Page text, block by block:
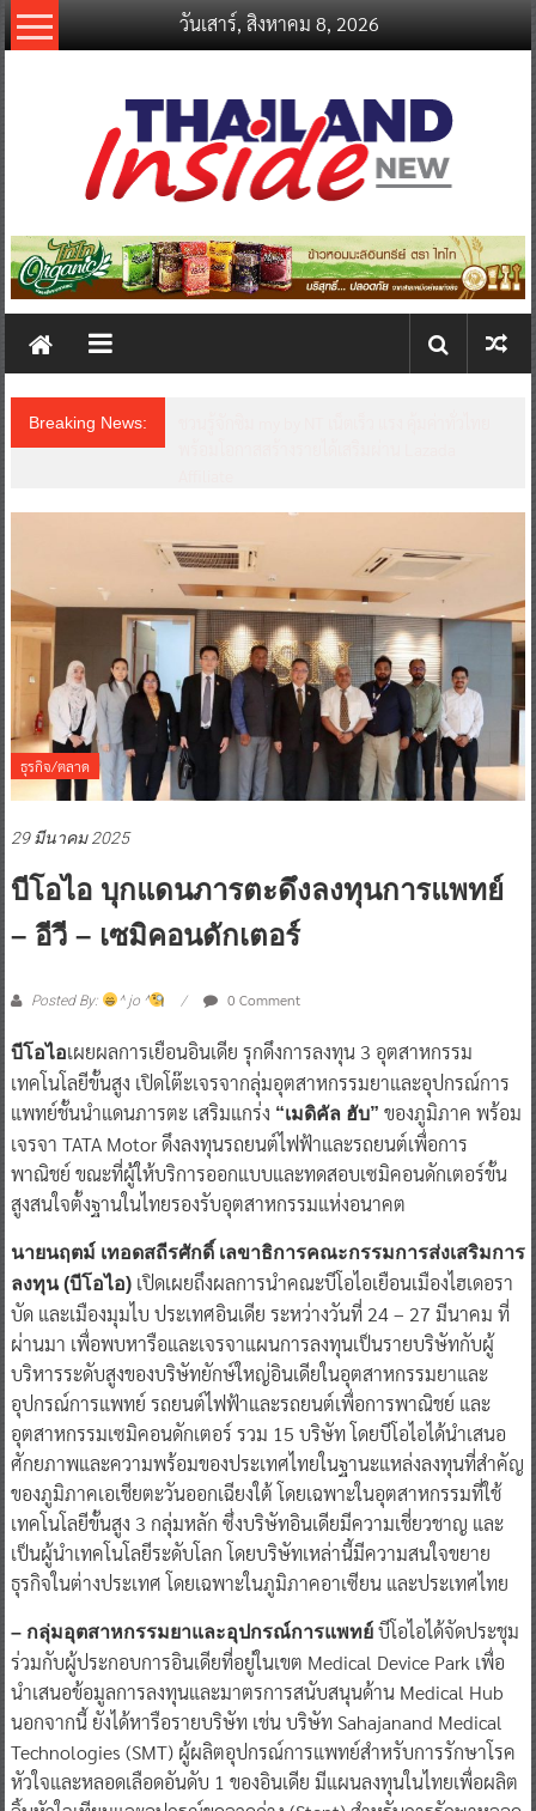
Skip
to
วันเสาร์, สิงหาคม 8, 2026
thailandinsidenew.com
Thailand
New
Breaking News:
29 มีนาคม 2025
บีโอไอ บุกแดนภารตะดึงลงทุนการแพทย์
– อีวี – เซมิคอนดักเตอร์
Posted By: ^ jo ^ 0 Comment
บีโอไอเผยผลการเยือนอินเดีย รุกดึงการลงทุน 3 อุตสาหกรรม
เทคโนโลยีขั้นสูง เปิดโต๊ะเจรจากลุ่มอุตสาหกรรมยาและอุปกรณ์การ
แพทย์ชั้นนำแดนภารตะ เสริมแกร่ง“เมดิคัล ฮับ”ของภูมิภาค พร้อม
เจรจา TATA Motor ดึงลงทุนรถยนต์ไฟฟ้าและรถยนต์เพื่อการ
พาณิชย์ ขณะที่ผู้ให้บริการออกแบบและทดสอบเซมิคอนดักเตอร์ขั้น
สูงสนใจตั้งฐานในไทยรองรับอุตสาหกรรมแห่งอนาคต
นายนฤตม์ เทอดสถีรศักดิ์ เลขาธิการคณะกรรมการส่งเสริมการ
ลงทุน (บีโอไอ)เปิดเผยถึงผลการนำคณะบีโอไอเยือนเมืองไฮเดอรา
บัด และเมืองมุมไบ ประเทศอินเดีย ระหว่างวันที่ 24 – 27 มีนาคม ที่
ผ่านมา เพื่อพบหารือและเจรจาแผนการลงทุนเป็นรายบริษัทกับผู้
บริหารระดับสูงของบริษัทยักษ์ใหญ่อินเดียในอุตสาหกรรมยาและ
อุปกรณ์การแพทย์ รถยนต์ไฟฟ้าและรถยนต์เพื่อการพาณิชย์ และ
อุตสาหกรรมเซมิคอนดักเตอร์ รวม 15 บริษัท โดยบีโอไอได้นำเสนอ
ศักยภาพและความพร้อมของประเทศไทยในฐานะแหล่งลงทุนที่สำคัญ
ของภูมิภาคเอเชียตะวันออกเฉียงใต้ โดยเฉพาะในอุตสาหกรรมที่ใช้
เทคโนโลยีขั้นสูง 3 กลุ่มหลัก ซึ่งบริษัทอินเดียมีความเชี่ยวชาญ และ
เป็นผู้นำเทคโนโลยีระดับโลก โดยบริษัทเหล่านี้มีความสนใจขยาย
ธุรกิจในต่างประเทศ โดยเฉพาะในภูมิภาคอาเซียน และประเทศไทย
– กลุ่มอุตสาหกรรมยาและอุปกรณ์การแพทย์บีโอไอได้จัดประชุม
ร่วมกับผู้ประกอบการอินเดียที่อยู่ในเขต Medical Device Park เพื่อ
นำเสนอข้อมูลการลงทุนและมาตรการสนับสนุนด้าน Medical Hub
นอกจากนี้ ยังได้หารือรายบริษัท เช่น บริษัท Sahajanand Medical
Technologies (SMT) ผู้ผลิตอุปกรณ์การแพทย์สำหรับการรักษาโรค